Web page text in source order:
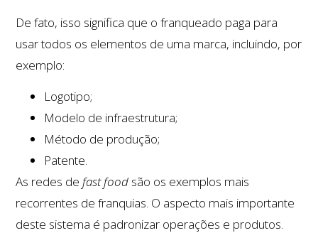
De fato, isso significa que o franqueado paga para
usar todos os elementos de uma marca, incluindo, por
exemplo:
Logotipo;
Modelo de infraestrutura;
Método de produção;
Patente.
As redes defast food são os exemplos mais
recorrentes de franquias. O aspecto mais importante
deste sistema é padronizar operações e produtos.